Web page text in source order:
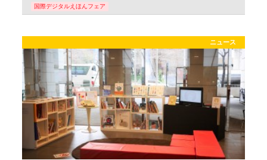
国際デジタルえほんフェア
ニュース